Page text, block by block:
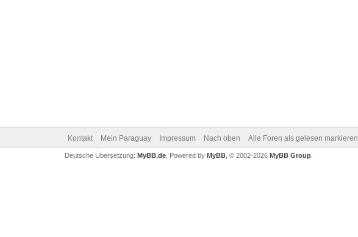
Kontakt Mein Paraguay Impressum Nach oben Alle Foren als gelesen markieren
Deutsche Übersetzung: MyBB.de, Powered by MyBB, © 2002-2026 MyBB Group.